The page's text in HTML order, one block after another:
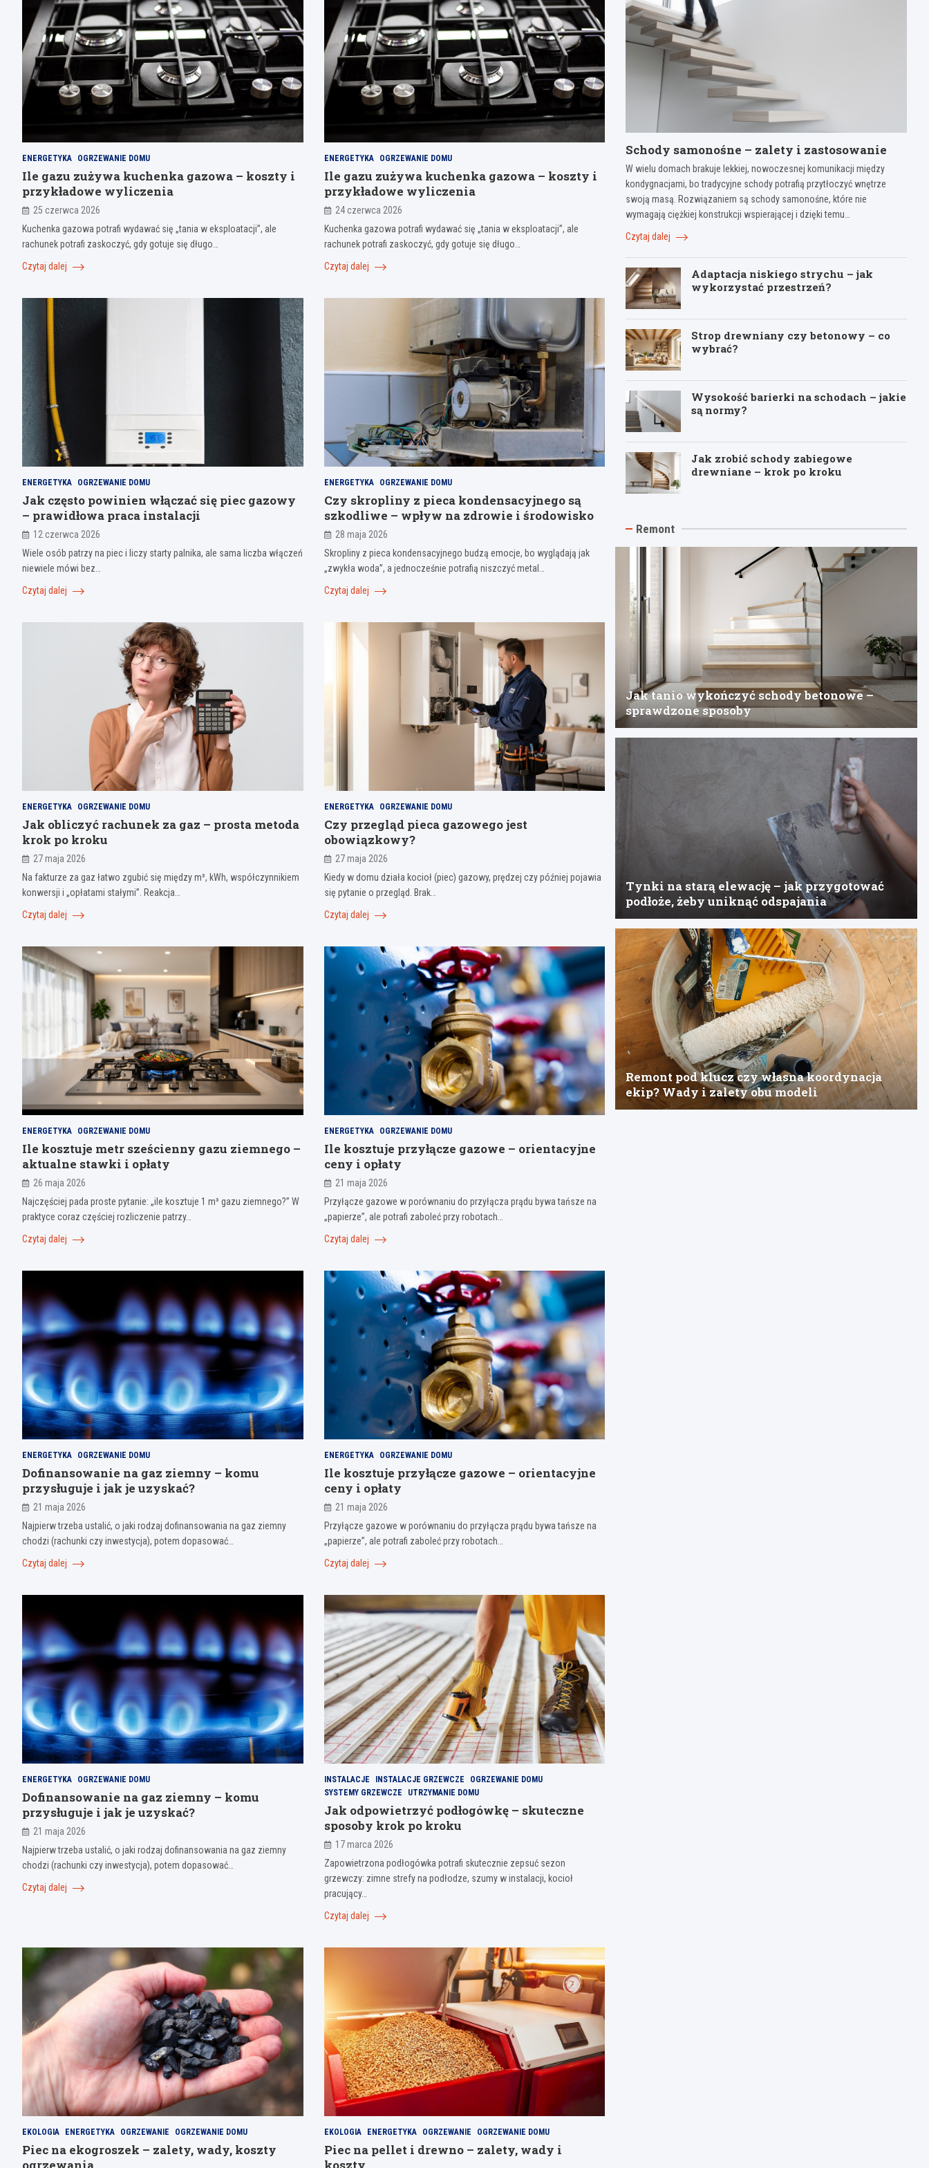
ENERGETYKA OGRZEWANIE DOMU
Ile gazu zużywa kuchenka gazowa – koszty i
przykładowe wyliczenia
25 czerwca 2026
Kuchenka gazowa potrafi wydawać się „tania w eksploatacji”, ale
rachunek potrafi zaskoczyć, gdy gotuje się długo…
Czytaj dalej
ENERGETYKA OGRZEWANIE DOMU
Ile gazu zużywa kuchenka gazowa – koszty i
przykładowe wyliczenia
24 czerwca 2026
Kuchenka gazowa potrafi wydawać się „tania w eksploatacji”, ale
rachunek potrafi zaskoczyć, gdy gotuje się długo…
Czytaj dalej
ENERGETYKA OGRZEWANIE DOMU
Jak często powinien włączać się piec gazowy
– prawidłowa praca instalacji
12 czerwca 2026
Wiele osób patrzy na piec i liczy starty palnika, ale sama liczba włączeń
niewiele mówi bez…
Czytaj dalej
ENERGETYKA OGRZEWANIE DOMU
Czy skropliny z pieca kondensacyjnego są
szkodliwe – wpływ na zdrowie i środowisko
28 maja 2026
Skropliny z pieca kondensacyjnego budzą emocje, bo wyglądają jak
„zwykła woda”, a jednocześnie potrafią niszczyć metal…
Czytaj dalej
ENERGETYKA OGRZEWANIE DOMU
Jak obliczyć rachunek za gaz – prosta metoda
krok po kroku
27 maja 2026
Na fakturze za gaz łatwo zgubić się między m³, kWh, współczynnikiem
konwersji i „opłatami stałymi”. Reakcja…
Czytaj dalej
ENERGETYKA OGRZEWANIE DOMU
Czy przegląd pieca gazowego jest
obowiązkowy?
27 maja 2026
Kiedy w domu działa kocioł (piec) gazowy, prędzej czy później pojawia
się pytanie o przegląd. Brak…
Czytaj dalej
ENERGETYKA OGRZEWANIE DOMU
Ile kosztuje metr sześcienny gazu ziemnego –
aktualne stawki i opłaty
26 maja 2026
Najczęściej pada proste pytanie: „ile kosztuje 1 m³ gazu ziemnego?” W
praktyce coraz częściej rozliczenie patrzy…
Czytaj dalej
ENERGETYKA OGRZEWANIE DOMU
Ile kosztuje przyłącze gazowe – orientacyjne
ceny i opłaty
21 maja 2026
Przyłącze gazowe w porównaniu do przyłącza prądu bywa tańsze na
„papierze”, ale potrafi zaboleć przy robotach…
Czytaj dalej
ENERGETYKA OGRZEWANIE DOMU
Dofinansowanie na gaz ziemny – komu
przysługuje i jak je uzyskać?
21 maja 2026
Najpierw trzeba ustalić, o jaki rodzaj dofinansowania na gaz ziemny
chodzi (rachunki czy inwestycja), potem dopasować…
Czytaj dalej
ENERGETYKA OGRZEWANIE DOMU
Ile kosztuje przyłącze gazowe – orientacyjne
ceny i opłaty
21 maja 2026
Przyłącze gazowe w porównaniu do przyłącza prądu bywa tańsze na
„papierze”, ale potrafi zaboleć przy robotach…
Czytaj dalej
ENERGETYKA OGRZEWANIE DOMU
Dofinansowanie na gaz ziemny – komu
przysługuje i jak je uzyskać?
21 maja 2026
Najpierw trzeba ustalić, o jaki rodzaj dofinansowania na gaz ziemny
chodzi (rachunki czy inwestycja), potem dopasować…
Czytaj dalej
INSTALACJE INSTALACJE GRZEWCZE
OGRZEWANIE DOMU
SYSTEMY GRZEWCZE
UTRZYMANIE DOMU
Jak odpowietrzyć podłogówkę – skuteczne
sposoby krok po kroku
17 marca 2026
Zapowietrzona podłogówka potrafi skutecznie zepsuć sezon
grzewczy: zimne strefy na podłodze, szumy w instalacji, kocioł
pracujący…
Czytaj dalej
EKOLOGIA ENERGETYKA OGRZEWANIE OGRZEWANIE DOMU
Piec na ekogroszek – zalety, wady, koszty
EKOLOGIA ENERGETYKA OGRZEWANIE OGRZEWANIE DOMU
Piec na pellet i drewno – zalety, wady i
Schody samonośne – zalety i zastosowanie
W wielu domach brakuje lekkiej, nowoczesnej komunikacji między
kondygnacjami, bo tradycyjne schody potrafią przytłoczyć wnętrze
swoją masą. Rozwiązaniem są schody samonośne, które nie
wymagają ciężkiej konstrukcji wspierającej i dzięki temu…
Czytaj dalej
Adaptacja niskiego strychu – jak
wykorzystać przestrzeń?
Strop drewniany czy betonowy – co
wybrać?
Wysokość barierki na schodach – jakie
są normy?
Jak zrobić schody zabiegowe
drewniane – krok po kroku
Remont
Jak tanio wykończyć schody betonowe –
sprawdzone sposoby
Tynki na starą elewację – jak przygotować
podłoże, żeby uniknąć odspajania
Remont pod klucz czy własna koordynacja
ekip? Wady i zalety obu modeli